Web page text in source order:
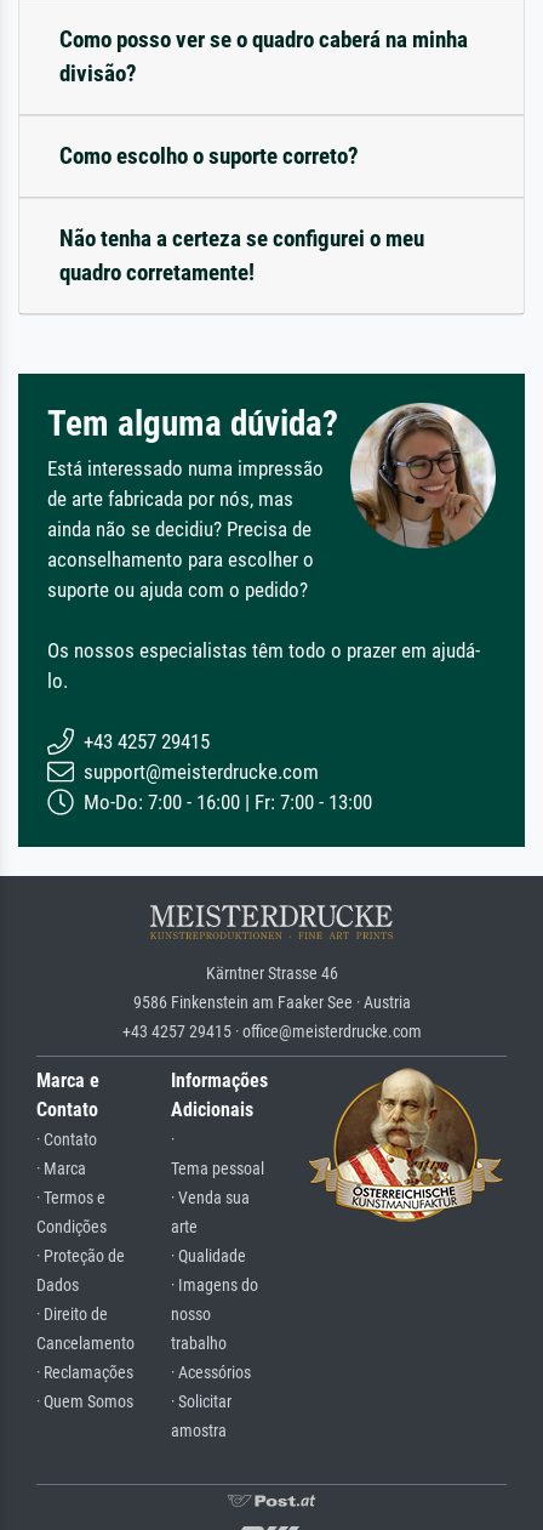
Como posso ver se o quadro caberá na minha
divisão?
Como escolho o suporte correto?
Não tenha a certeza se configurei o meu
quadro corretamente!
Tem alguma dúvida?
Está interessado numa impressão
de arte fabricada por nós, mas
ainda não se decidiu? Precisa de
aconselhamento para escolher o
suporte ou ajuda com o pedido?
Os nossos especialistas têm todo o prazer em ajudá-
lo.
+43 4257 29415
support@meisterdrucke.com
Mo-Do: 7:00 - 16:00 | Fr: 7:00 - 13:00
Kärntner Strasse 46
9586 Finkenstein am Faaker See · Austria
+43 4257 29415 · office@meisterdrucke.com
Marca e
Contato
· Contato
· Marca
· Termos e
Condições
· Proteção de
Dados
· Direito de
Cancelamento
· Reclamações
· Quem Somos
Informações
Adicionais
·
Tema pessoal
· Venda sua
arte
· Qualidade
· Imagens do
nosso
trabalho
· Acessórios
· Solicitar
amostra